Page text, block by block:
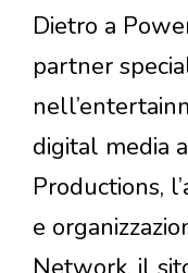
Dietro a
partner
digital media
Productions,
e